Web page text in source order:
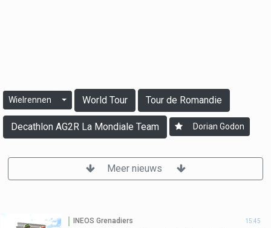
Wielrennen World Tour Tour de Romandie
Decathlon AG2R La Mondiale Team Dorian Godon
Meer nieuws
INEOS Grenadiers 15:45